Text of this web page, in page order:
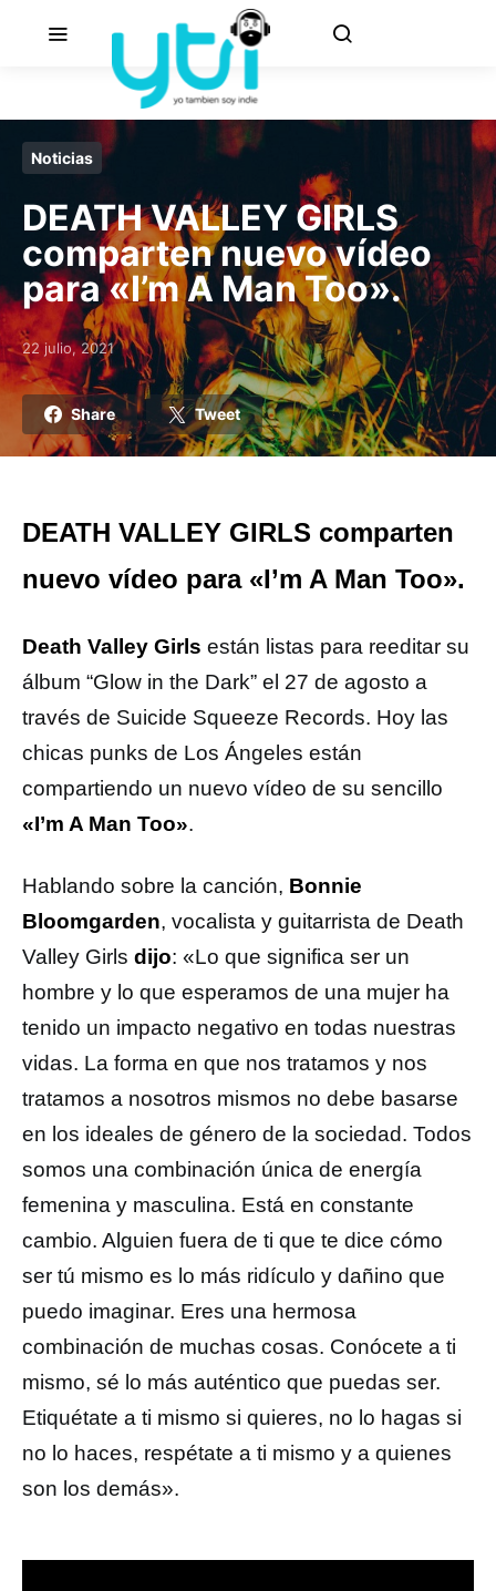
Noticias
DEATH VALLEY GIRLS
comparten nuevo vídeo
para «I’m A Man Too».
Posted on
22 julio, 2021
Share Tweet
DEATH VALLEY GIRLS comparten
nuevo vídeo para «I’m A Man Too».
Death Valley Girls están listas para reeditar su
álbum “Glow in the Dark” el 27 de agosto a
través de Suicide Squeeze Records. Hoy las
chicas punks de Los Ángeles están
compartiendo un nuevo vídeo de su sencillo
«I’m A Man Too».
Hablando sobre la canción, Bonnie
Bloomgarden, vocalista y guitarrista de Death
Valley Girls dijo: «Lo que significa ser un
hombre y lo que esperamos de una mujer ha
tenido un impacto negativo en todas nuestras
vidas. La forma en que nos tratamos y nos
tratamos a nosotros mismos no debe basarse
en los ideales de género de la sociedad. Todos
somos una combinación única de energía
femenina y masculina. Está en constante
cambio. Alguien fuera de ti que te dice cómo
ser tú mismo es lo más ridículo y dañino que
puedo imaginar. Eres una hermosa
combinación de muchas cosas. Conócete a ti
mismo, sé lo más auténtico que puedas ser.
Etiquétate a ti mismo si quieres, no lo hagas si
no lo haces, respétate a ti mismo y a quienes
son los demás».